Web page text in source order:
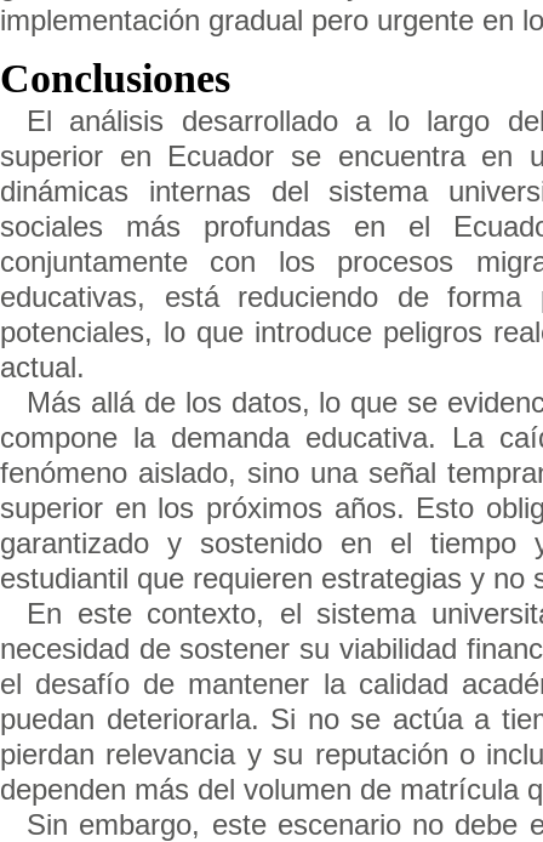
implementación gradual pero urgente en
Conclusiones
El análisis desarrollado a lo largo
superior en Ecuador se encuentra en
dinámicas internas del sistema
sociales más profundas en el
conjuntamente con los procesos
educativas, está reduciendo de
potenciales, lo que introduce peligros
actual.
Más allá de los datos, lo que se
compone la demanda educativa. La
fenómeno aislado, sino una señal
superior en los próximos años. Esto
garantizado y sostenido en el tiempo
estudiantil que requieren estrategias y no
En este contexto, el sistema
necesidad de sostener su viabilidad
el desafío de mantener la calidad
puedan deteriorarla. Si no se actúa a
pierdan relevancia y su reputación o
dependen más del volumen de matrícula
Sin embargo, este escenario no debe